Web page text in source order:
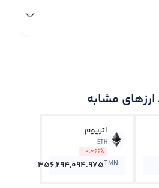
ارزهای مشابه
اتریوم
ETH
-0.066%
356,294,094.975TMN